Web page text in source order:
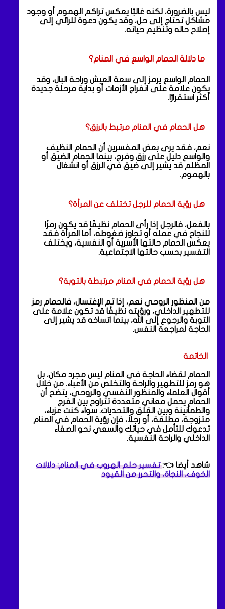
ليس بالضرورة، لكنه غالبًا يعكس تراكم الهموم أو وجود
مشاكل تحتاج إلى حل، وقد يكون دعوة للرائي إلى
إصلاح حاله وتنظيم حياته.
ما دلالة الحمام الواسع في المنام؟
الحمام الواسع يرمز إلى سعة العيش وراحة البال، وقد
يكون علامة على انفراج الأزمات أو بداية مرحلة جديدة
أكثر استقرارًا.
هل الحمام في المنام مرتبط بالرزق؟
نعم، فقد يرى بعض المفسرين أن الحمام النظيف
والواسع دليل على رزق وفرج، بينما الحمام الضيق أو
المظلم قد يشير إلى ضيق في الرزق أو انشغال
بالهموم.
هل رؤية الحمام للرجل تختلف عن المرأة؟
بالفعل، فالرجل إذا رأى الحمام نظيفًا قد يكون رمزًا
للنجاح في عمله أو تجاوز ضغوطه، أما المرأة فقد
يعكس الحمام حالتها الأسرية أو النفسية، ويختلف
التفسير بحسب حالتها الاجتماعية.
هل رؤية الحمام في المنام مرتبطة بالتوبة؟
من المنظور الروحي نعم، إذا تم الإغتسال، فالحمام رمز
للتطهير الداخلي، ورؤيته نظيفًا قد تكون علامة على
التوبة والرجوع إلى الله، بينما اتساخه قد يشير إلى
الحاجة لمراجعة النفس.
الخاتمة
الحمام لقضاء الحاجة في المنام ليس مجرد مكان، بل
هو رمز للتطهير والراحة والتخلص من الأعباء. من خلال
أقوال العلماء والمنظور النفسي والروحي، يتضح أن
الحمام يحمل معاني متعددة تتراوح بين الفرج
والطمأنينة وبين القلق والتحديات. سواء كنت عزباء،
متزوجة، مطلقة، أو رجلاً، فإن رؤية الحمام في المنام
تدعوك للتأمل في حياتك والسعي نحو الصفاء
الداخلي والراحة النفسية.
شاهد أيضا 👈:تفسير حلم الهروب في المنام: دلالات
الخوف، النجاة، والتحرر من القيود